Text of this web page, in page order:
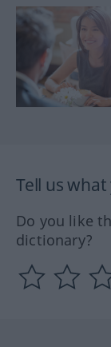
Tell us
Do you like
dictionary?